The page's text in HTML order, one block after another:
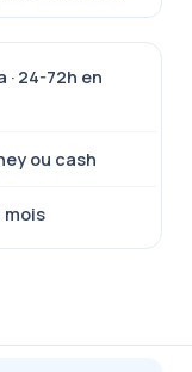
· 24-72h en
ou cash
mois